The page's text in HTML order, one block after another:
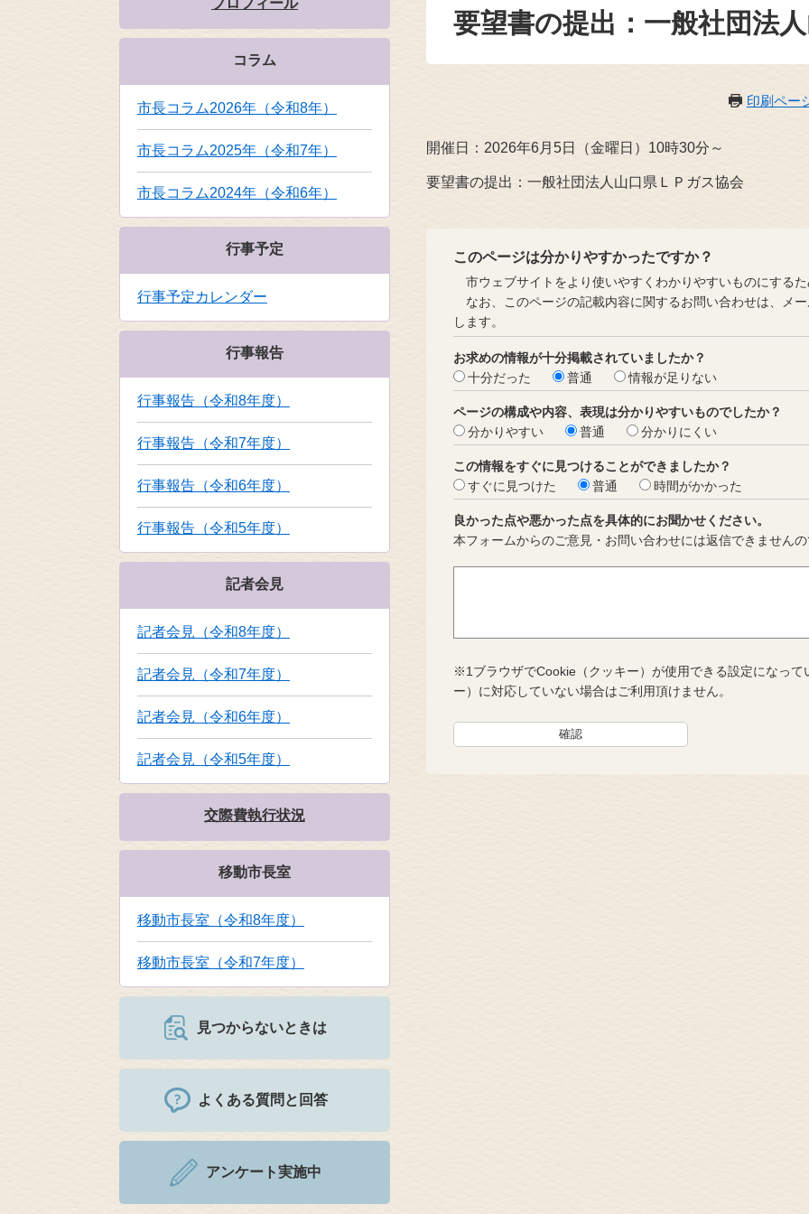
要望書の提出：一般社団法
印刷ペー
開催日：2026年6月5日（金曜日）10時30分～
要望書の提出：一般社団法人山口県ＬＰガス協会
このページは分かりやすかったですか？
市ウェブサイトをより使いやすくわかりやすいものにする
なお、このページの記載内容に関するお問い合わせは、メ
します。
お求めの情報が十分掲載されていましたか？
十分だった
普通 情報が足りない
ページの構成や内容、表現は分かりやすいものでしたか？
分かりやすい
普通 分かりにくい
この情報をすぐに見つけることができましたか？
すぐに見つけた
普通 時間がかかった
良かった点や悪かった点を具体的にお聞かせください。
本フォームからのご意見・お問い合わせには返信できません
※1ブラウザでCookie（クッキー）が使用できる設定になっ
ー）に対応していない場合はご利用頂けません。
プロフィール
コラム
市長コラム2026年（令和8年）
市長コラム2025年（令和7年）
市長コラム2024年（令和6年）
行事予定
行事予定カレンダー
行事報告
行事報告（令和8年度）
行事報告（令和7年度）
行事報告（令和6年度）
行事報告（令和5年度）
記者会見
記者会見（令和8年度）
記者会見（令和7年度）
記者会見（令和6年度）
記者会見（令和5年度）
交際費執行状況
移動市長室
移動市長室（令和8年度）
移動市長室（令和7年度）
見つからないときは
よくある質問と回答
アンケート実施中